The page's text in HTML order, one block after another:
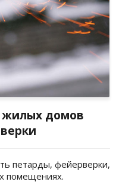
жилых домов
петарды, фейерверки,
помещениях.